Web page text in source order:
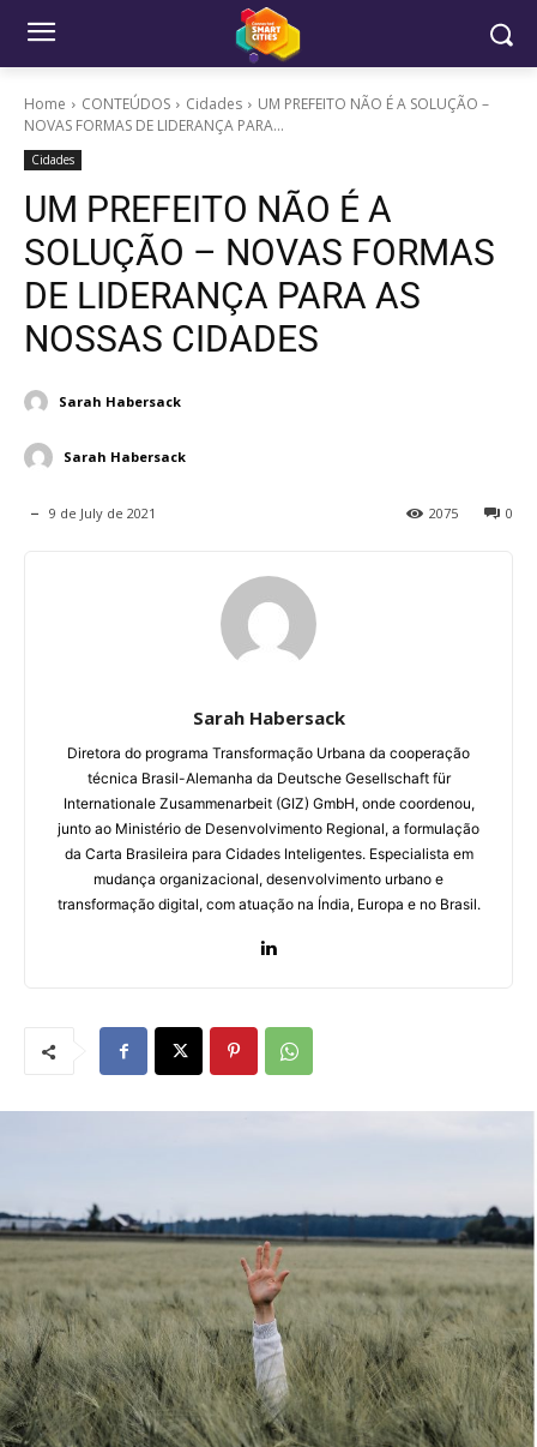
Home CONTEÚDOS Cidades
UM PREFEITO NÃO É A SOLUÇÃO –
NOVAS FORMAS DE LIDERANÇA PARA...
Cidades
UM PREFEITO NÃO É A
SOLUÇÃO – NOVAS FORMAS
DE LIDERANÇA PARA AS
NOSSAS CIDADES
Sarah Habersack
Sarah Habersack
9 de July de 2021 0
2075
Sarah Habersack
Diretora do programa Transformação Urbana da cooperação
técnica Brasil-Alemanha da Deutsche Gesellschaft für
Internationale Zusammenarbeit (GIZ) GmbH, onde coordenou,
junto ao Ministério de Desenvolvimento Regional, a formulação
da Carta Brasileira para Cidades Inteligentes. Especialista em
mudança organizacional, desenvolvimento urbano e
transformação digital, com atuação na Índia, Europa e no Brasil.